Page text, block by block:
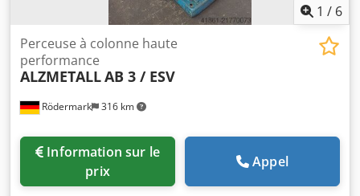
1 / 6
Rödermark 316 km
Perceuse à colonne haute
performance
ALZMETALLAB 3 / ESV
prix
Appel